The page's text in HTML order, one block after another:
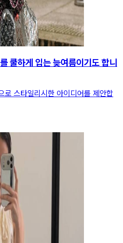
쿨하게 입는 늦여름이기도 합니
로 스타일리시한 아이디어를 제안합